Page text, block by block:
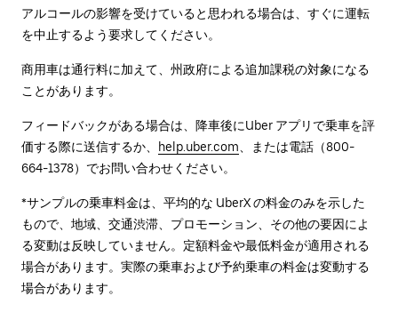
アルコールの影響を受けていると思われる場合は、すぐに運転
を中止するよう要求してください。
商用車は通行料に加えて、州政府による追加課税の対象になる
ことがあります。
フィードバックがある場合は、降車後に⁠Uber アプリで乗車を評
価する際に送信するか、
help.uber.com 、または電話（800-
664-1378）でお問い合わせください。
*サンプルの乗車料金は、平均的な UberX の料金のみを示した
もので、地域、交通渋滞、プロモーション、その他の要因によ
る変動は反映していません。定額料金や最低料金が適用される
場合があります。実際の乗車および予約乗車の料金は変動する
場合があります。